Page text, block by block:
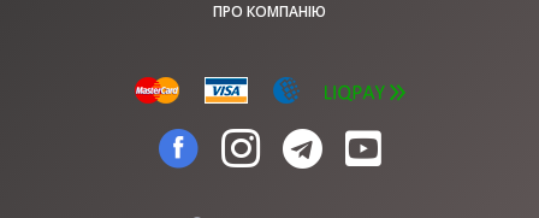
ПРО КОМПАНІЮ